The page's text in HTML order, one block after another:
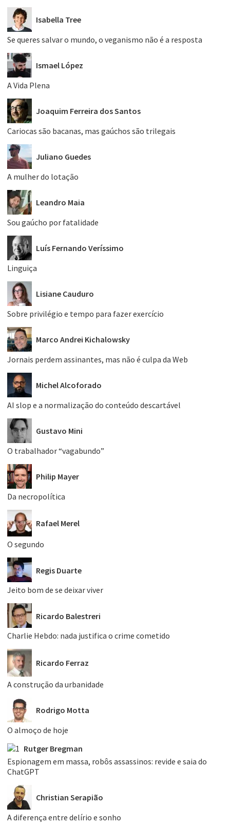
Isabella Tree
Se queres salvar o mundo, o veganismo não é a resposta
Ismael López
A Vida Plena
Joaquim Ferreira dos Santos
Cariocas são bacanas, mas gaúchos são trilegais
Juliano Guedes
A mulher do lotação
Leandro Maia
Sou gaúcho por fatalidade
Luís Fernando Veríssimo
Linguiça
Lisiane Cauduro
Sobre privilégio e tempo para fazer exercício
Marco Andrei Kichalowsky
Jornais perdem assinantes, mas não é culpa da Web
Michel Alcoforado
AI slop e a normalização do conteúdo descartável
Gustavo Mini
O trabalhador “vagabundo”
Philip Mayer
Da necropolítica
Rafael Merel
O segundo
Regis Duarte
Jeito bom de se deixar viver
Ricardo Balestreri
Charlie Hebdo: nada justifica o crime cometido
Ricardo Ferraz
A construção da urbanidade
Rodrigo Motta
O almoço de hoje
Rutger Bregman
Espionagem em massa, robôs assassinos: revide e saia do
ChatGPT
Christian Serapião
A diferença entre delírio e sonho